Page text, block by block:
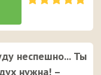
неспешно... Ты
нужна! –